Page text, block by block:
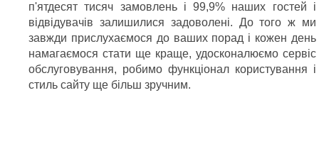
п'ятдесят тисяч замовлень і 99,9% наших гостей і
відвідувачів залишилися задоволені. До того ж ми
завжди прислухаємося до ваших порад і кожен день
намагаємося стати ще краще, удосконалюємо сервіс
обслуговування, робимо функціонал користування і
стиль сайту ще більш зручним.